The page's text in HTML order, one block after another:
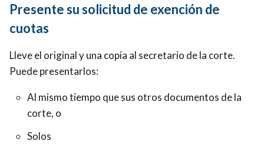
Presente su solicitud de exención de
cuotas
Lleve el original y una copia al secretario de la corte.
Puede presentarlos:
Al mismo tiempo que sus otros documentos de la
corte, o
Solos